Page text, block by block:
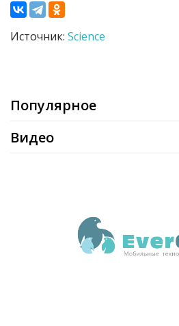
Источник: Science
Популярное
Видео